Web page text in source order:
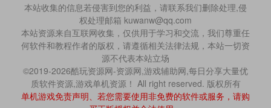
本站收集的信息若侵害到您的利益，请联系我们删除处理,侵
权处理邮箱 kuwanw@qq.com
本站资源来自互联网收集，仅供用于学习和交流，我们尊重任
何软件和教程作者的版权，请遵循相关法律法规，本站一切资
源不代表本站立场
©2019-2026酷玩资源网-资源网,游戏辅助网,每日分享大量优
质软件资源,游戏单机资源！ All right reserved. 版权所有
单机游戏免责声明、若您需要使用非免费的软件或服务，请购